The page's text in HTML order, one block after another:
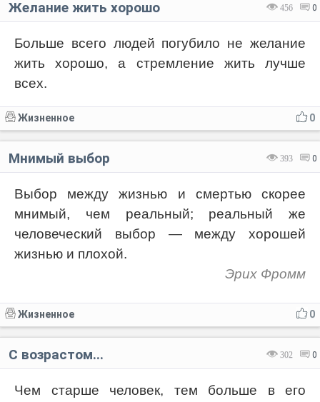
456 0
Желание жить хорошо
Больше всего людей погубило не желание
жить хорошо, а стремление жить лучше
всех.
0
Жизненное
393 0
Мнимый выбор
Выбор между жизнью и смертью скорее
мнимый, чем реальный; реальный же
человеческий выбор — между хорошей
жизнью и плохой.
Эрих Фромм
0
Жизненное
302 0
С возрастом...
Чем старше человек, тем больше в его